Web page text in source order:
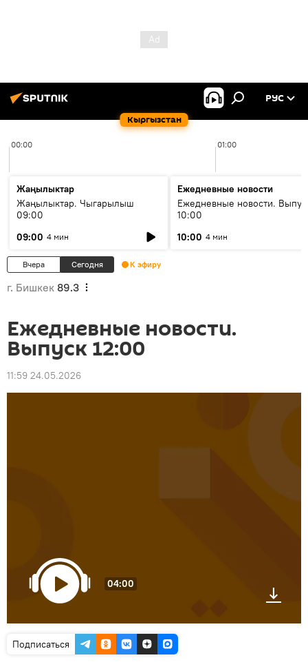
Кыргызстан
РУС
00:00 01:00
Жаңылыктар
Жаңылыктар. Чыгарылыш
09:00
09:00 4 мин
Ежедневные новости
Ежедневные новости.
10:00
10:00 4 мин
Вчера Сегодня К эфиру
г. Бишкек 89.3
Ежедневные новости.
Выпуск 12:00
11:59 24.05.2026
04:00
Подписаться